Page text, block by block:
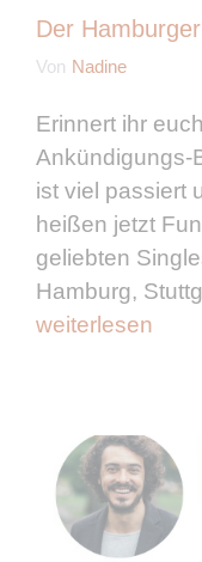
Der
Von Nadine
Erinnert ihr
Ankündigungs-
ist viel passiert
heißen jetzt
geliebten
Hamburg,
weiterlesen